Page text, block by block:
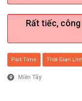
Rất tiếc,
Part Time Thời Gian
Miền Tây